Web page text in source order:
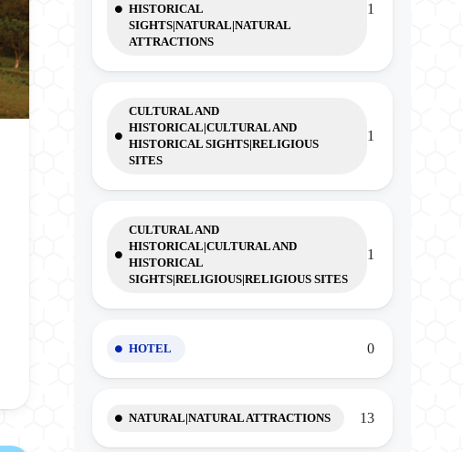
HISTORICAL
SIGHTS|NATURAL|NATURAL
ATTRACTIONS
1
CULTURAL AND
HISTORICAL|CULTURAL AND
HISTORICAL SIGHTS|RELIGIOUS
SITES
1
CULTURAL AND
HISTORICAL|CULTURAL AND
HISTORICAL
SIGHTS|RELIGIOUS|RELIGIOUS SITES
1
HOTEL 0
NATURAL|NATURAL ATTRACTIONS 13